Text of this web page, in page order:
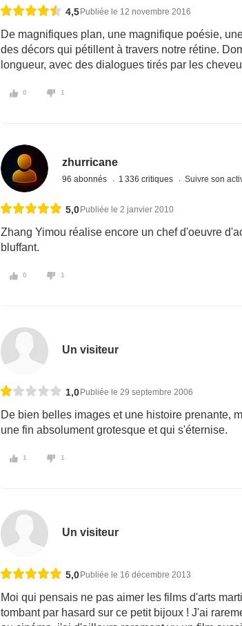
4,5 Publiée le 12 novembre 2016
De magnifiques plan, une magnifique poésie,
des décors qui pétillent à travers notre rétine.
longueur, avec des dialogues tirés par les
0 1
zhurricane
96 abonnés 1 336 critiques Suivre son
5,0 Publiée le 2 janvier 2010
Zhang Yimou réalise encore un chef d'oeuvre
bluffant.
0 1
Un visiteur
1,0Publiée le 29 septembre 2006
De bien belles images et une histoire prenante,
une fin absolument grotesque et qui s'éternise.
1 1
Un visiteur
5,0Publiée le 16 décembre 2013
Moi qui pensais ne pas aimer les films d'arts
tombant par hasard sur ce petit bijoux ! J'ai